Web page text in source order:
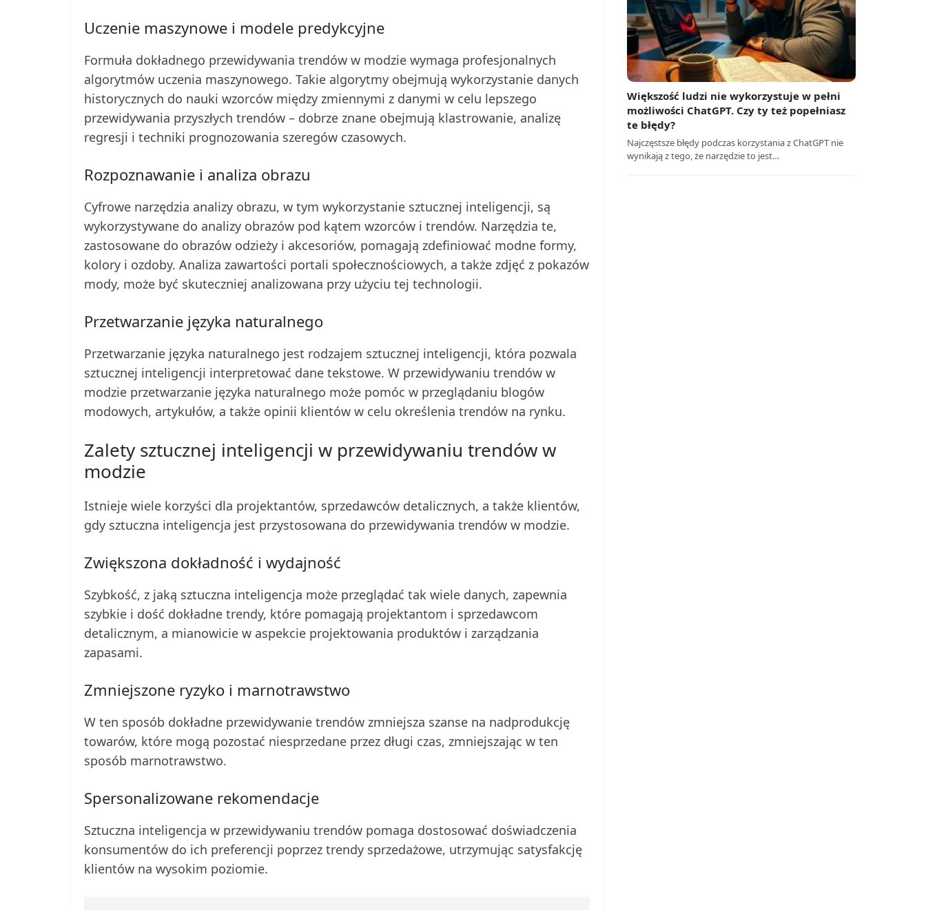
Uczenie maszynowe i modele predykcyjne
Formuła dokładnego przewidywania trendów w modzie wymaga profesjonalnych
algorytmów uczenia maszynowego. Takie algorytmy obejmują wykorzystanie danych
historycznych do nauki wzorców między zmiennymi z danymi w celu lepszego
przewidywania przyszłych trendów – dobrze znane obejmują klastrowanie, analizę
regresji i techniki prognozowania szeregów czasowych.
Rozpoznawanie i analiza obrazu
Cyfrowe narzędzia analizy obrazu, w tym wykorzystanie sztucznej inteligencji, są
wykorzystywane do analizy obrazów pod kątem wzorców i trendów. Narzędzia te,
zastosowane do obrazów odzieży i akcesoriów, pomagają zdefiniować modne formy,
kolory i ozdoby. Analiza zawartości portali społecznościowych, a także zdjęć z pokazów
mody, może być skuteczniej analizowana przy użyciu tej technologii.
Przetwarzanie języka naturalnego
Przetwarzanie języka naturalnego jest rodzajem sztucznej inteligencji, która pozwala
sztucznej inteligencji interpretować dane tekstowe. W przewidywaniu trendów w
modzie przetwarzanie języka naturalnego może pomóc w przeglądaniu blogów
modowych, artykułów, a także opinii klientów w celu określenia trendów na rynku.
Zalety sztucznej inteligencji w przewidywaniu trendów w
modzie
Istnieje wiele korzyści dla projektantów, sprzedawców detalicznych, a także klientów,
gdy sztuczna inteligencja jest przystosowana do przewidywania trendów w modzie.
Zwiększona dokładność i wydajność
Szybkość, z jaką sztuczna inteligencja może przeglądać tak wiele danych, zapewnia
szybkie i dość dokładne trendy, które pomagają projektantom i sprzedawcom
detalicznym, a mianowicie w aspekcie projektowania produktów i zarządzania
zapasami.
Zmniejszone ryzyko i marnotrawstwo
W ten sposób dokładne przewidywanie trendów zmniejsza szanse na nadprodukcję
towarów, które mogą pozostać niesprzedane przez długi czas, zmniejszając w ten
sposób marnotrawstwo.
Spersonalizowane rekomendacje
Sztuczna inteligencja w przewidywaniu trendów pomaga dostosować doświadczenia
konsumentów do ich preferencji poprzez trendy sprzedażowe, utrzymując satysfakcję
klientów na wysokim poziomie.
Większość ludzi nie wykorzystuje w pełni
możliwości ChatGPT. Czy ty też popełniasz
te błędy?
Najczęstsze błędy podczas korzystania z ChatGPT nie
wynikają z tego, że narzędzie to jest…